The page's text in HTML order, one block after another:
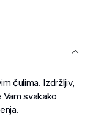
čulima. Izdržljiv,
svakako